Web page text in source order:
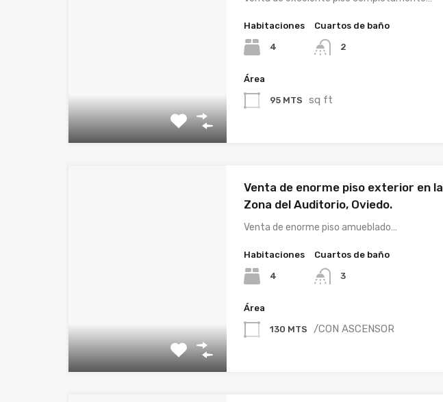
Habitaciones
4
Cuartos de baño
2
Área
95 MTS sq ft
Venta de enorme piso exterior en la
Zona del Auditorio, Oviedo.
Venta de enorme piso amueblado…
Habitaciones
4
Cuartos de baño
3
Área
130 MTS /CON ASCENSOR